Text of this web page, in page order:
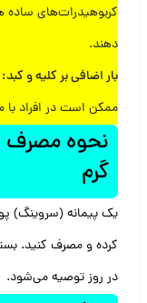
کربوهیدرات‌های
دهند.
بار اضافی بر کلیه و کبد:
ممکن است در افراد با
گرم
در روز توصیه می‌شود.